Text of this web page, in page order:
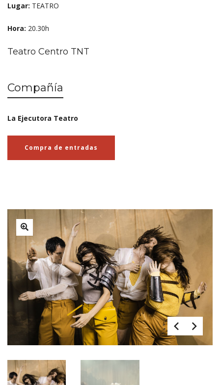
Lugar: TEATRO
Hora: 20.30h
Teatro Centro TNT
Compañía
La Ejecutora Teatro
Compra de entradas